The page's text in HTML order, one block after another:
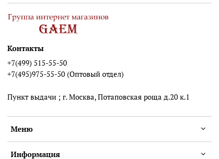
Меню
Информация
Контакты
+7(499) 515-55-50
+7(495)975-55-50 (Оптовый отдел)
Пункт выдачи ; г. Москва, Потаповская роща д.20 к.1